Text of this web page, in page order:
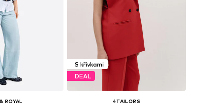
ROYAL
S křivkami
DEAL
4TAILORS